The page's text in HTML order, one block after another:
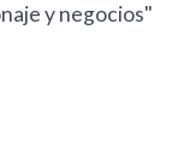
y negocios"